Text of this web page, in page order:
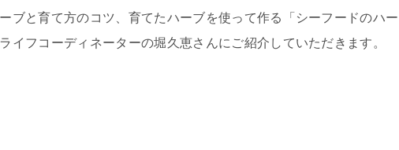
ブと育て方のコツ、育てたハーブを使って作る「シーフードのハー
イフコーディネーターの堀久恵さんにご紹介していただきます。